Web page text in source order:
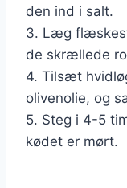
den ind i salt.
3. Læg
de skrællede
4. Tilsæt
olivenolie, og
5. Steg i 4-5
kødet er mørt.